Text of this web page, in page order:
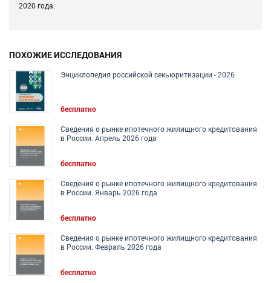
2020 года.
ПОХОЖИЕ ИССЛЕДОВАНИЯ
Энциклопедия российской секьюритизации - 2026
бесплатно
Сведения о рынке ипотечного жилищного кредитования
в России. Апрель 2026 года
бесплатно
Сведения о рынке ипотечного жилищного кредитования
в России. Январь 2026 года
бесплатно
Сведения о рынке ипотечного жилищного кредитования
в России. Февраль 2026 года
бесплатно